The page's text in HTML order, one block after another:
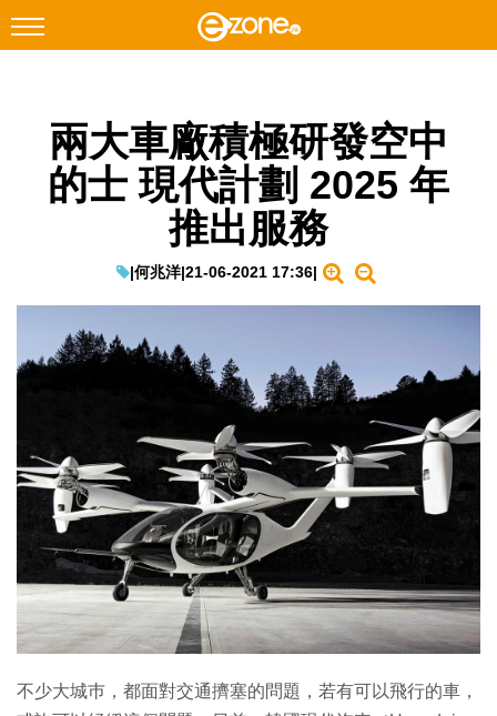
Facebook Instagram
科技焦點
教學評測
EduTech
生成式AI與雲端應用
Enterprise Digital Transformation
特集
兩大車廠積極研發空中
的士 現代計劃 2025 年
推出服務
|何兆洋|21-06-2021 17:36|
不少大城巿，都面對交通擠塞的問題，若有可以飛行的車，